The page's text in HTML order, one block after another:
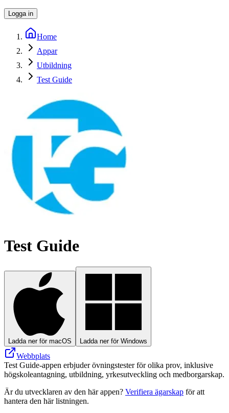
Logga in
Home
Appar
Utbildning
Test Guide
Test Guide
Ladda ner för macOS Ladda ner för Windows
Webbplats
Test Guide-appen erbjuder övningstester för olika prov, inklusive
högskoleantagning, utbildning, yrkesutveckling och medborgarskap.
Är du utvecklaren av den här appen? Verifiera ägarskap för att
hantera den här listningen.